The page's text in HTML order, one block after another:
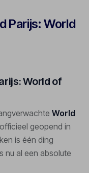
Parijs: World
World of
World
officieel geopend in
is één ding
nu al een absolute